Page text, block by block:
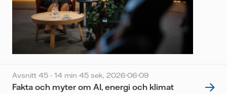
Avsnitt 45 - 14 min 45 sek, 2026-06-09
Fakta och myter om AI, energi och klimat